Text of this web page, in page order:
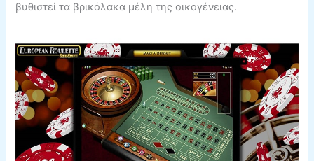
βυθιστεί τα βρικόλακα μέλη της οικογένειας.